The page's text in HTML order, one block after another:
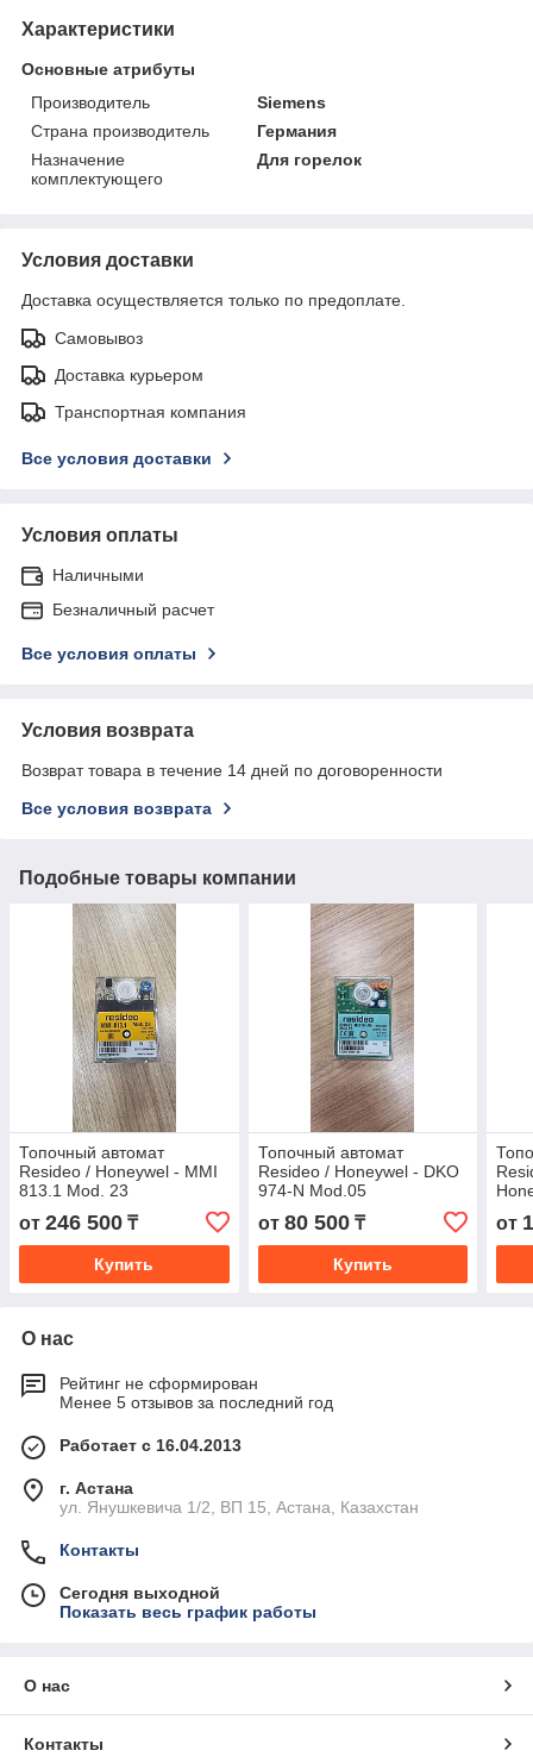
Характеристики
Основные атрибуты
Производитель
Siemens
Страна производитель
Германия
Назначение
комплектующего
Для горелок
Условия доставки
Доставка осуществляется только по предоплате.
Самовывоз
Доставка курьером
Транспортная компания
Все условия доставки
Условия оплаты
Наличными
Безналичный расчет
Все условия оплаты
Условия возврата
Возврат товара в течение 14 дней по договоренности
Все условия возврата
Подобные товары компании
Топочный автомат
Resideo / Honeywel - MMI
813.1 Mod. 23
от 246 500 ₸
Купить
Топочный автомат
Resideo / Honeywel - DKO
974-N Mod.05
от 80 500₸
Купить
от
О нас
Рейтинг не сформирован
Менее 5 отзывов за последний год
Работает с 16.04.2013
г. Астана
ул. Янушкевича 1/2, ВП 15, Астана, Казахстан
Контакты
Сегодня выходной
Показать весь график работы
О нас
Контакты